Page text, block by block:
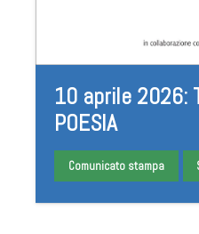
10 aprile 2026:
POESIA
Comunicato stampa